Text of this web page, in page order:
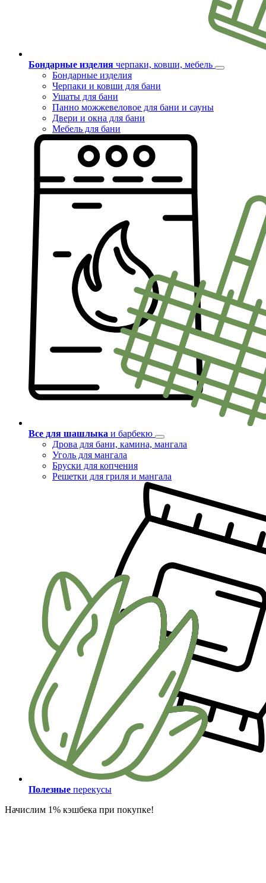
Бондарные изделия черпаки, ковши, мебель
Бондарные изделия
Черпаки и ковши для бани
Ушаты для бани
Панно можжевеловое для бани и сауны
Двери и окна для бани
Мебель для бани
Все для шашлыка и барбекю
Дрова для бани, камина, мангала
Уголь для мангала
Бруски для копчения
Решетки для гриля и мангала
Полезные перекусы
Начислим 1% кэшбека при покупке!